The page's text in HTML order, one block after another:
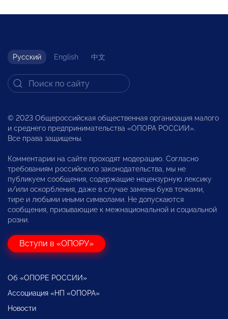
Русский English 中文
© 2023 Общероссийская общественная организация малого
и среднего предпринимательства «ОПОРА РОССИИ».
Все права защищены.
Комментарии на сайте проходят модерацию. Согласно
требованиям российского законодательства, мы не
публикуем сообщения, содержащие нецензурную лексику
и/или оскорбления, даже в случае замены букв точками,
тире и любыми иными символами. Не допускаются
сообщения, призывающие к межнациональной и социальной
розни.
Вступи в «ОПОРУ»
Об «ОПОРЕ РОССИИ»
Ассоциация «НП «ОПОРА»
Новости